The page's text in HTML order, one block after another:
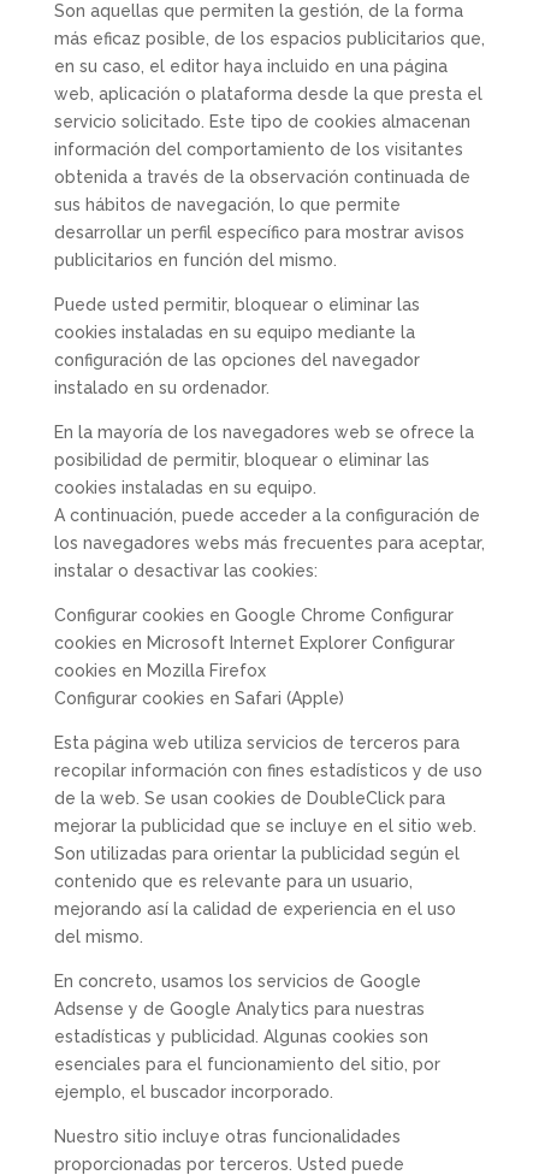
Son aquellas que permiten la gestión, de la forma
más eficaz posible, de los espacios publicitarios que,
en su caso, el editor haya incluido en una página
web, aplicación o plataforma desde la que presta el
servicio solicitado. Este tipo de cookies almacenan
información del comportamiento de los visitantes
obtenida a través de la observación continuada de
sus hábitos de navegación, lo que permite
desarrollar un perfil específico para mostrar avisos
publicitarios en función del mismo.
Puede usted permitir, bloquear o eliminar las
cookies instaladas en su equipo mediante la
configuración de las opciones del navegador
instalado en su ordenador.
En la mayoría de los navegadores web se ofrece la
posibilidad de permitir, bloquear o eliminar las
cookies instaladas en su equipo.
A continuación, puede acceder a la configuración de
los navegadores webs más frecuentes para aceptar,
instalar o desactivar las cookies:
Configurar cookies en Google Chrome Configurar
cookies en Microsoft Internet Explorer Configurar
cookies en Mozilla Firefox
Configurar cookies en Safari (Apple)
Esta página web utiliza servicios de terceros para
recopilar información con fines estadísticos y de uso
de la web. Se usan cookies de DoubleClick para
mejorar la publicidad que se incluye en el sitio web.
Son utilizadas para orientar la publicidad según el
contenido que es relevante para un usuario,
mejorando así la calidad de experiencia en el uso
del mismo.
En concreto, usamos los servicios de Google
Adsense y de Google Analytics para nuestras
estadísticas y publicidad. Algunas cookies son
esenciales para el funcionamiento del sitio, por
ejemplo, el buscador incorporado.
Nuestro sitio incluye otras funcionalidades
proporcionadas por terceros. Usted puede